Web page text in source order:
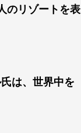
のリゾートを表
は、世界中を